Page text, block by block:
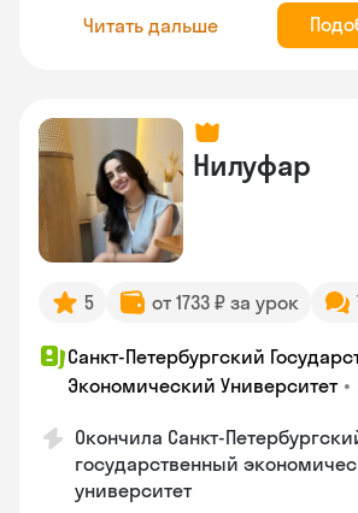
Читать дальше
Нилуфар
5 от 1733 ₽ за урок
Санкт-Петербургский
Экономический Университет •
Окончила Санкт-
государственный
университет